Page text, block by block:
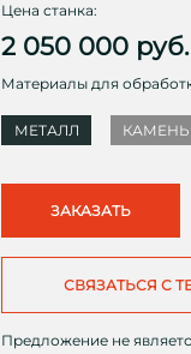
Цена станка:
2 050 000 руб.
Материалы для
МЕТАЛЛ КАМЕНЬ
ЗАКАЗАТЬ
СВЯЗАТЬСЯ С
Предложение не